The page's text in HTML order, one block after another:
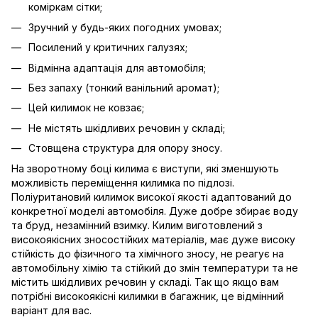
коміркам сітки;
Зручний у будь-яких погодних умовах;
Посилений у критичних галузях;
Відмінна адаптація для автомобіля;
Без запаху (тонкий ванільний аромат);
Цей килимок не ковзає;
Не містять шкідливих речовин у складі;
Стовщена структура для опору зносу.
На зворотному боці килима є виступи, які зменшують
можливість переміщення килимка по підлозі.
Поліуритановий килимок високої якості адаптований до
конкретної моделі автомобіля. Дуже добре збирає воду
та бруд, незамінний взимку. Килим виготовлений з
високоякісних зносостійких матеріалів, має дуже високу
стійкість до фізичного та хімічного зносу, не реагує на
автомобільну хімію та стійкий до змін температури та не
містить шкідливих речовин у складі. Так що якщо вам
потрібні високоякісні килимки в багажник, це відмінний
варіант для вас.